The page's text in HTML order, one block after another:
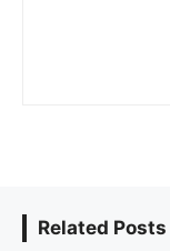
Related Posts